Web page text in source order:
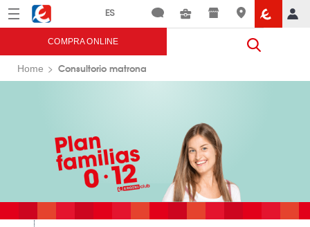
Menú Eroski
COMPRA ONLINE
Home Consultorio matrona